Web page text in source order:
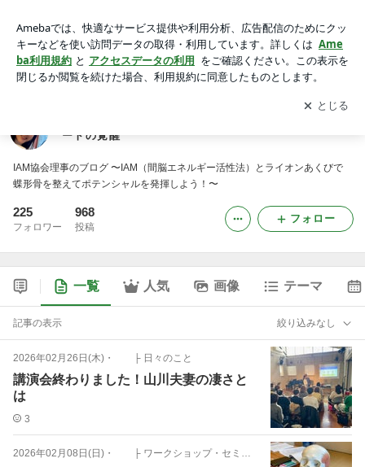
アプリをダウンロードして ブログの更新通知
を受け取りまし
ょう。
開く
ートの覚醒
IAM協会理事のブログ 〜IAM（間脳エネルギー活性法）とライオンあくびで
蝶形骨を整えてポテンシャルを発揮しよう！〜
225
フォロワー
968
投稿
フォロー
一覧 人気 画像 テーマ
記事の表示 絞り込みなし
2026年02月26日(木) ・ ├ 日々のこと
講演会終わりました！山川夫妻の凄さと
は
3
2026年02月08日(日) ・ ├ ワークショップ・セミナー